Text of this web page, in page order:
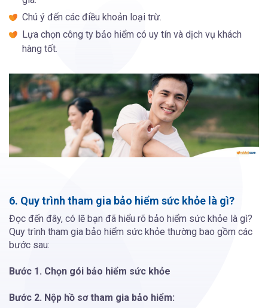
Chú ý đến các điều khoản loại trừ.
Lựa chọn công ty bảo hiểm có uy tín và dịch vụ khách
hàng tốt.
6. Quy trình tham gia bảo hiểm sức khỏe là gì?
Đọc đến đây, có lẽ bạn đã hiểu rõ bảo hiểm sức khỏe là gì?
Quy trình tham gia bảo hiểm sức khỏe thường bao gồm các
bước sau:
Bước 1. Chọn gói bảo hiểm sức khỏe
Bước 2. Nộp hồ sơ tham gia bảo hiểm: